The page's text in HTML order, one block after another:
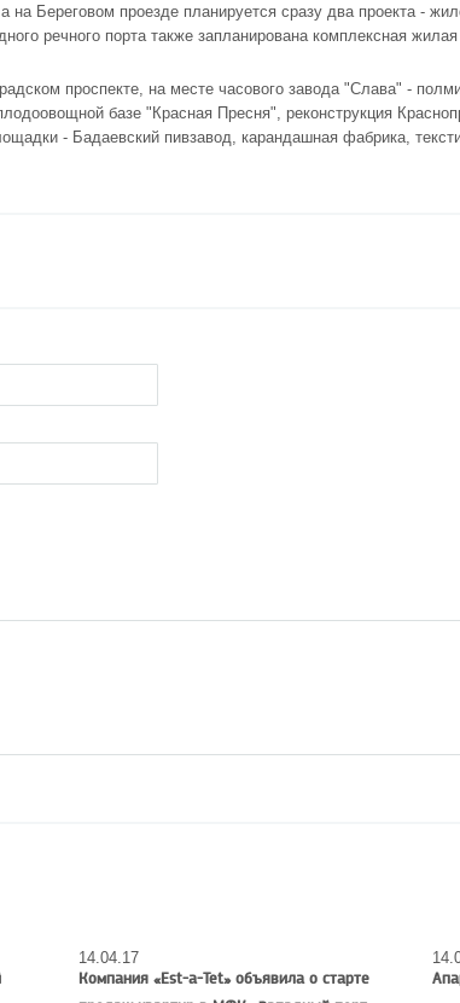
на Береговом проезде планируется сразу два проекта -
речного порта также запланирована комплексная жилая
проспекте, на месте часового завода "Слава" -
базе "Красная Пресня", реконструкция
- Бадаевский пивзавод, карандашная фабрика,
14.04.17
Компания «Est-a-Tet» объявила о старте